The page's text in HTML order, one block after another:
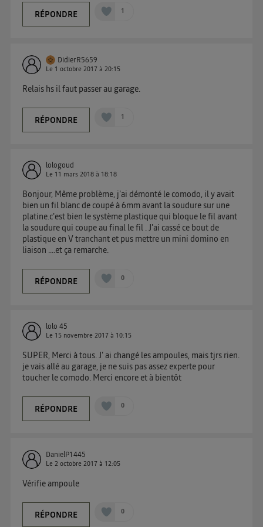
RÉPONDRE 1
DidierR5659
Le 1 octobre 2017 à20:15
Relais hs il faut passer au garage.
RÉPONDRE 1
lologoud
Le 11 mars 2018 à 18:18
Bonjour, Même problème, j'ai démonté le comodo, il y avait
bien un fil blanc de coupé à 6mm avant la soudure sur une
platine.c'est bien le système plastique qui bloque le fil avant
la soudure qui coupe au final le fil . J'ai cassé ce bout de
plastique en V tranchant et pus mettre un mini domino en
liaison ....et ça remarche.
RÉPONDRE 0
lolo 45
Le 15 novembre 2017 à 10:15
SUPER, Merci à tous. J' ai changé les ampoules, mais tjrs rien.
je vais allé au garage, je ne suis pas assez experte pour
toucher le comodo. Merci encore et à bientôt
RÉPONDRE 0
DanielP1445
Le2 octobre 2017 à 12:05
Vérifie ampoule
RÉPONDRE 0
connexion et ayant consenties se verront attribuer le
même identifiant. En général :
Pour une connexion mobile
uniquement sur la navigation de l'utilisateur du mobile.
Vous pouvez à tout moment retirer ce consentement
surle portail d’Utiq("
« gérer Utiq » en bas de ce site. Pour plus
d'informations, veuillez consulter